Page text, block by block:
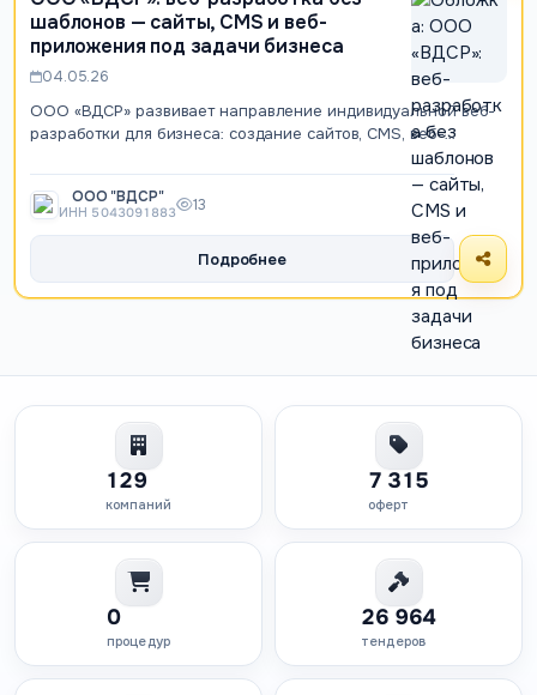
шаблонов — сайты, CMS и веб-
приложения под задачи бизнеса
04.05.26
ООО «ВДСР» развивает направление индивидуальной веб-
разработки для бизнеса: создание сайтов, CMS, веб-
ООО "ВДСР"
ИНН 5043091883 13
Подробнее
129
компаний
7 315
оферт
0
процедур
26 964
тендеров